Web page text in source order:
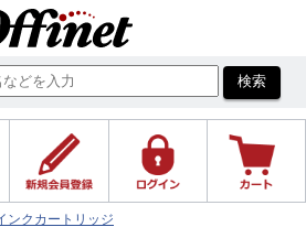
ンクカートリッジ